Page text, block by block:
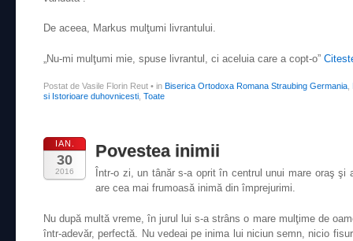
De aceea, Markus mulţumi livrantului.
„Nu-mi mulţumi mie, spuse livrantul, ci aceluia care a copt-o”
Postat de Vasile Florin Reut • in Biserica Ortodoxa Romana Straubing Germania
si Istorioare duhovnicesti Toate
IAN.
30
2016
Povestea inimii
Într-o zi, un tânăr s-a oprit în centrul unui mare oraş
are cea mai frumoasă inimă din împrejurimi.
Nu după multă vreme, în jurul lui s-a strâns o mare mulţime de
într-adevăr, perfectă. Nu vedeai pe inima lui niciun semn, nicio